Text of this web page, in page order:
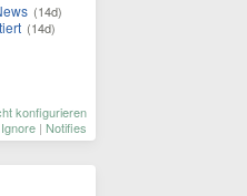
(14d)
(14d)
konfigurieren
Ignore | Notifies